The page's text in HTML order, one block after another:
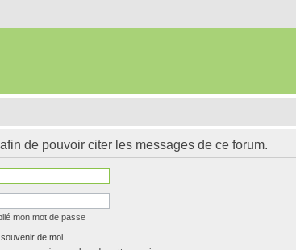
de pouvoir citer les messages de ce forum.
mon mot de passe
de moi